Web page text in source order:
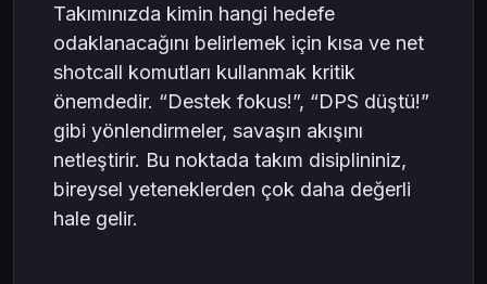
Takımınızda kimin hangi hedefe
odaklanacağını belirlemek için kısa ve net
shotcall komutları kullanmak kritik
önemdedir. “Destek fokus!”, “DPS düştü!”
gibi yönlendirmeler, savaşın akışını
netleştirir. Bu noktada takım disiplininiz,
bireysel yeteneklerden çok daha değerli
hale gelir.